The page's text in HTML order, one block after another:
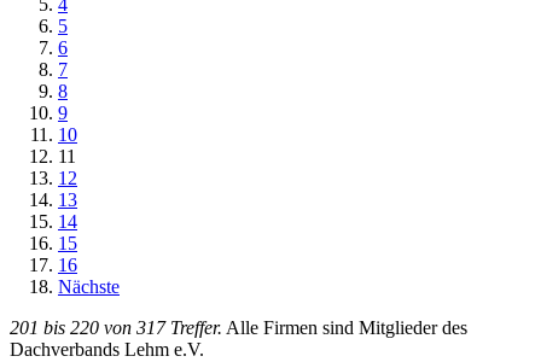
4
5
6
7
8
9
10
11
12
13
14
15
16
Nächste
201 bis 220 von 317 Treffer. Alle Firmen sind Mitglieder des
Dachverbands Lehm e.V.